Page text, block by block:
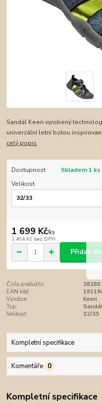
Sandál Keen vyrobený
univerzální letní botou
celý popis
Dostupnost
Skladem 1 ks
Velikost
1 699 Kč/ks
1 404 Kč bez DPH
Přidat
Číslo produktu:
28280
EAN kód:
Výrobce:
Keen
Typ:
Velikost:
32/33
Kompletní specifikace
Komentáře 0
Kompletní specifikace